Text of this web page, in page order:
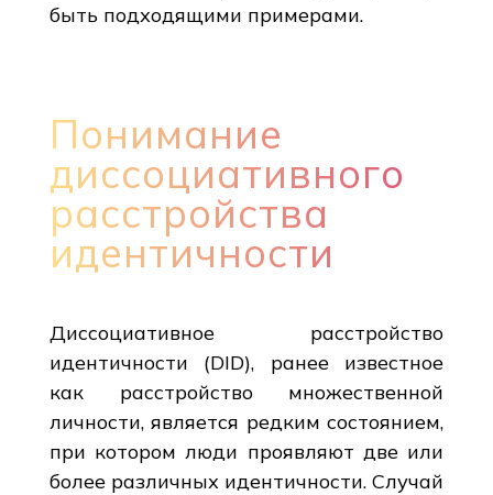
быть подходящими примерами.
Понимание
диссоциативного
расстройства
идентичности
Диссоциативное расстройство
идентичности (DID), ранее известное
как расстройство множественной
личности, является редким состоянием,
при котором люди проявляют две или
более различных идентичности. Случай